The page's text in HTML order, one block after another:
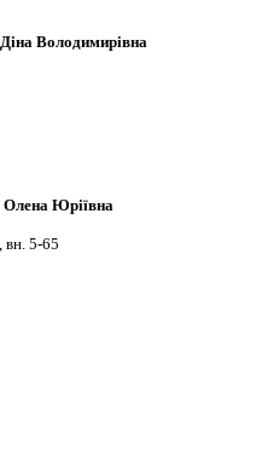
Володимирівна
Олена Юріївна
вн. 5-65